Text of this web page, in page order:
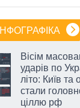
ІНФОГРАФІКА
Вісім
ударів по
літо: Київ та
стали
ціллю рф